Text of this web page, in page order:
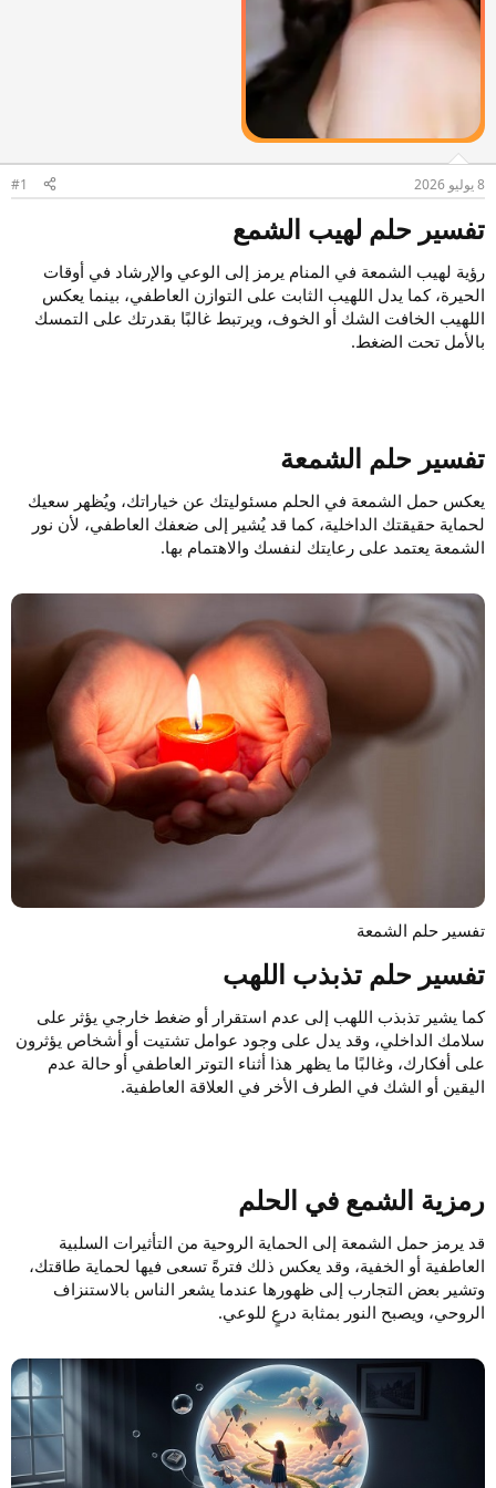
8 يوليو 2026 #1
تفسير حلم لهيب الشمع​
رؤية لهيب الشمعة في المنام يرمز إلى الوعي والإرشاد في أوقات
الحيرة، كما يدل اللهيب الثابت على التوازن العاطفي، بينما يعكس
اللهيب الخافت الشك أو الخوف، ويرتبط غالبًا بقدرتك على التمسك
بالأمل تحت الضغط.
تفسير حلم الشمعة​
يعكس حمل الشمعة في الحلم مسئوليتك عن خياراتك، ويُظهر سعيك
لحماية حقيقتك الداخلية، كما قد يُشير إلى ضعفك العاطفي، لأن نور
الشمعة يعتمد على رعايتك لنفسك والاهتمام بها.
تفسير حلم الشمعة
تفسير حلم تذبذب اللهب​
كما يشير تذبذب اللهب إلى عدم استقرار أو ضغط خارجي يؤثر على
سلامك الداخلي، وقد يدل على وجود عوامل تشتيت أو أشخاص يؤثرون
على أفكارك، وغالبًا ما يظهر هذا أثناء التوتر العاطفي أو حالة عدم
اليقين أو الشك في الطرف الأخر في العلاقة العاطفية.
رمزية الشمع في الحلم​
قد يرمز حمل الشمعة إلى الحماية الروحية من التأثيرات السلبية
العاطفية أو الخفية، وقد يعكس ذلك فترةً تسعى فيها لحماية طاقتك،
وتشير بعض التجارب إلى ظهورها عندما يشعر الناس بالاستنزاف
الروحي، ويصبح النور بمثابة درعٍ للوعي.